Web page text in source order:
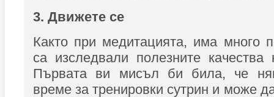
3. Движете се
Както при медитацията, има много
са изследвали полезните качества
Първата ви мисъл би била, че
време за тренировки сутрин и може